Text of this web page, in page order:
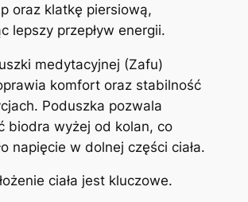
oraz klatkę piersiową,
lepszy przepływ energii.
medytacyjnej (Zafu)
komfort oraz stabilność
Poduszka pozwala
biodra wyżej od kolan, co
napięcie w dolnej części ciała.
ciała jest kluczowe.